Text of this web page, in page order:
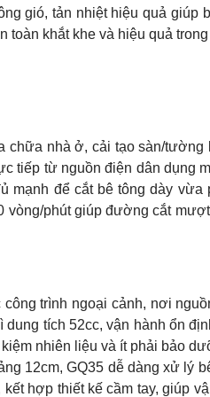
gió, tản nhiệt hiệu quả giúp
toàn khắt khe và hiệu quả
nhà ở, cải tạo sàn/tường
tiếp từ nguồn điện dân dụng
mạnh để cắt bê tông dày vừa
vòng/phút giúp đường cắt
trình ngoại cảnh, nơi
tích 52cc, vận hành ổn
nhiên liệu và ít phải bảo
12cm, GQ35 dễ dàng xử lý
hợp thiết kế cầm tay, giúp